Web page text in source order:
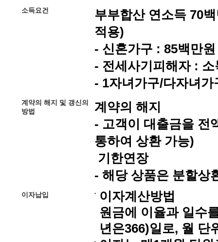
소득요건
부부합산 연소득 70
적용)
- 신혼가구 : 85백만
- 전세사기피해자 :
- 1자녀가구/다자녀
계약의 해지 및 갱신의
방법
계약의 해지
- 고객이 대출금을 전
통하여 상환 가능)
기한연장
- 해당 상품은 분할상
이자납입
이자계산방법
원금에 이율과 일수
년은366)일로, 월 단